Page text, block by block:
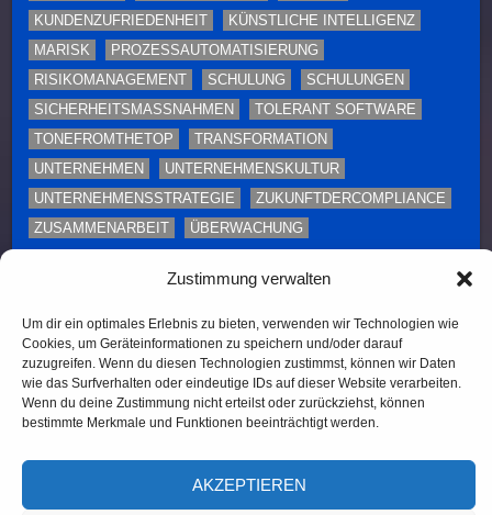
Zustimmung verwalten
Um dir ein optimales Erlebnis zu bieten, verwenden wir Technologien wie
Cookies, um Geräteinformationen zu speichern und/oder darauf
zuzugreifen. Wenn du diesen Technologien zustimmst, können wir Daten
wie das Surfverhalten oder eindeutige IDs auf dieser Website verarbeiten.
Wenn du deine Zustimmung nicht erteilst oder zurückziehst, können
bestimmte Merkmale und Funktionen beeinträchtigt werden.
AKZEPTIEREN
KUNDENZUFRIEDENHEIT
KÜNSTLICHE INTELLIGENZ
MARISK
PROZESSAUTOMATISIERUNG
RISIKOMANAGEMENT
SCHULUNG
SCHULUNGEN
SICHERHEITSMASSNAHMEN
TOLERANT SOFTWARE
TONEFROMTHETOP
TRANSFORMATION
UNTERNEHMEN
UNTERNEHMENSKULTUR
UNTERNEHMENSSTRATEGIE
ZUKUNFTDERCOMPLIANCE
ZUSAMMENARBEIT
ÜBERWACHUNG
Diese Webseite enthält Inhalte und Medien, die ganz
wurden. Namen, Personenabbildungen und Beispiele
dienen – sofern nicht ausdrücklich anders
gekennzeichnet – ausschließlich illustrativen Zwecken.